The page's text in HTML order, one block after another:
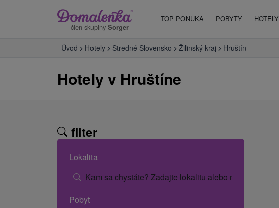
člen skupiny Sorger
TOP PONUKA POBYTY HOTELY
Úvod Hotely Stredné Slovensko Žilinský kraj Hruštín
Hotely v Hruštíne
filter
Lokalita
Kam sa chystáte? Zadajte lokalitu alebo názov hotela.
Pobyt